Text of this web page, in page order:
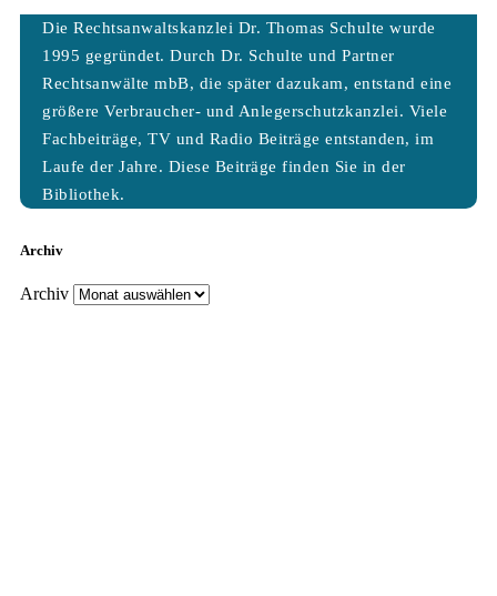
Die Rechtsanwaltskanzlei Dr. Thomas Schulte wurde
1995 gegründet. Durch Dr. Schulte und Partner
Rechtsanwälte mbB, die später dazukam, entstand eine
größere Verbraucher- und Anlegerschutzkanzlei. Viele
Fachbeiträge, TV und Radio Beiträge entstanden, im
Laufe der Jahre. Diese Beiträge finden Sie in der
Bibliothek.
Archiv
Archiv